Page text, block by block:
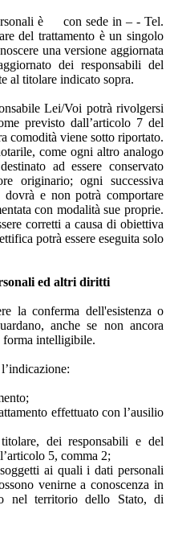
è con sede in – - Tel.
del trattamento è un singolo
una versione aggiornata
dei responsabili del
al titolare indicato sopra.
Lei/Voi potrà rivolgersi
previsto dall’articolo 7 del
comodità viene sotto riportato.
come ogni altro analogo
ad essere conservato
originario; ogni successiva
e non potrà comportare
con modalità sue proprie.
corretti a causa di obiettiva
potrà essere eseguita solo
ed altri diritti
la conferma dell'esistenza o
anche se non ancora
forma intelligibile.
effettuato con l’ausilio
dei responsabili e del
5, comma 2;
ai quali i dati personali
venirne a conoscenza in
nel territorio dello Stato, di